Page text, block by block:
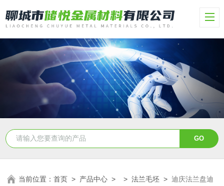
当前位置：首页 > 产品中心 > >法兰毛坯 >迪庆法兰盘迪